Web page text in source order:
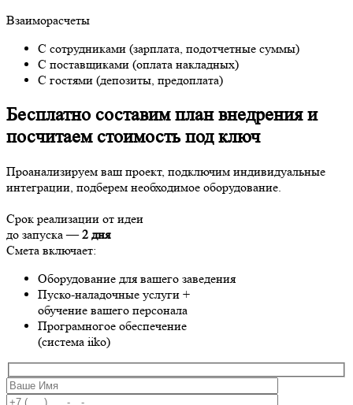
Взаиморасчеты
С сотрудниками (зарплата, подотчетные суммы)
С поставщиками (оплата накладных)
С гостями (депозиты, предоплата)
Бесплатно составим план внедрения и
посчитаем стоимость под ключ
Проанализируем ваш проект, подключим индивидуальные
интеграции, подберем необходимое оборудование.
Срок реализации от идеи
до запуска —2 дня
Смета включает:
Оборудование для вашего заведения
Пуско-наладочные услуги +
обучение вашего персонала
Програмногое обеспечение
(система iiko)